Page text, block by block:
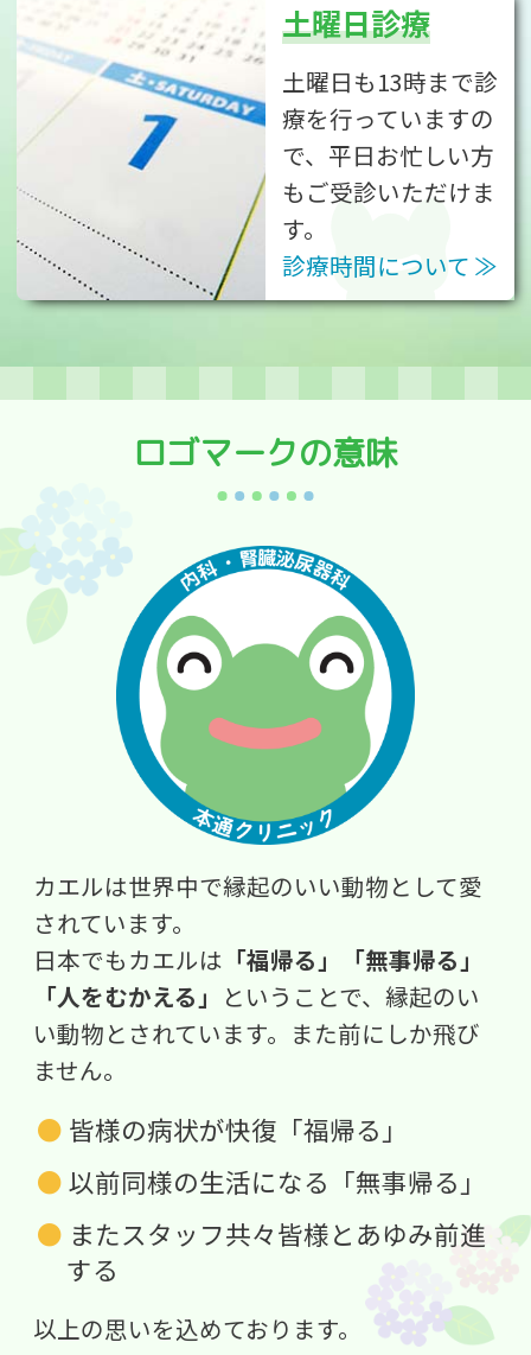
土曜日診療
土曜日も13時まで診
療を行っていますの
で、平日お忙しい方
もご受診いただけま
す。
診療時間について
ロゴマークの意味
カエルは世界中で縁起のいい動物として愛
されています。
日本でもカエルは 「福帰る」「無事帰る」
「人をむかえる」 ということで、縁起のい
い動物とされています。また前にしか飛び
ません。
皆様の病状が快復「福帰る」
以前同様の生活になる「無事帰る」
またスタッフ共々皆様とあゆみ前進
する
以上の思いを込めております。